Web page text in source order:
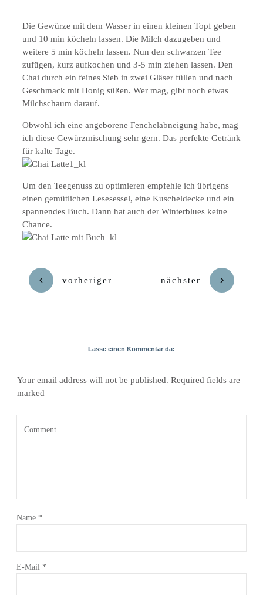
Die Gewürze mit dem Wasser in einen kleinen Topf geben
und 10 min köcheln lassen. Die Milch dazugeben und
weitere 5 min köcheln lassen. Nun den schwarzen Tee
zufügen, kurz aufkochen und 3-5 min ziehen lassen. Den
Chai durch ein feines Sieb in zwei Gläser füllen und nach
Geschmack mit Honig süßen. Wer mag, gibt noch etwas
Milchschaum darauf.
Obwohl ich eine angeborene Fenchelabneigung habe, mag
ich diese Gewürzmischung sehr gern. Das perfekte Getränk
für kalte Tage.
Um den Teegenuss zu optimieren empfehle ich übrigens
einen gemütlichen Lesesessel, eine Kuscheldecke und ein
spannendes Buch. Dann hat auch der Winterblues keine
Chance.
vorheriger nächster
Lasse einen Kommentar da:
Your email address will not be published. Required fields are
marked
Name *
E-Mail *